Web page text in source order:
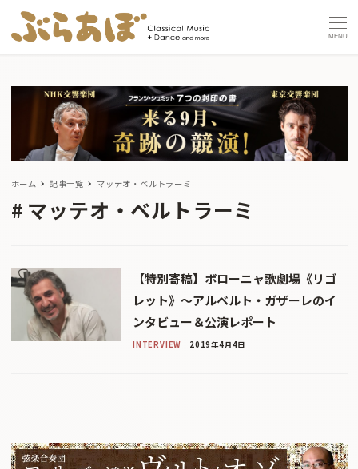
MENU
ホーム 記事一覧 マッテオ・ベルトラーミ
マッテオ・ベルトラーミ
【特別寄稿】ボローニャ歌劇場《リゴ
レット》〜アルベルト・ガザーレのイ
ンタビュー＆公演レポート
INTERVIEW 2019年4月4日